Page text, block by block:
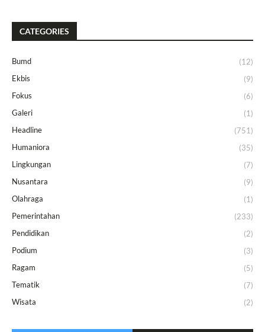
CATEGORIES
Bumd
(12)
Ekbis
(9)
Fokus
(6)
Galeri
(1)
Headline
(751)
Humaniora
(35)
Lingkungan
(7)
Nusantara
(9)
Olahraga
(1)
Pemerintahan
(233)
Pendidikan
(2)
Podium
(3)
Ragam
(5)
Tematik
(7)
Wisata
(2)